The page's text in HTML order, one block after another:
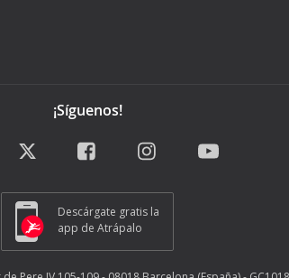
¡Síguenos!
Descárgate gratis la
app de Atrápalo